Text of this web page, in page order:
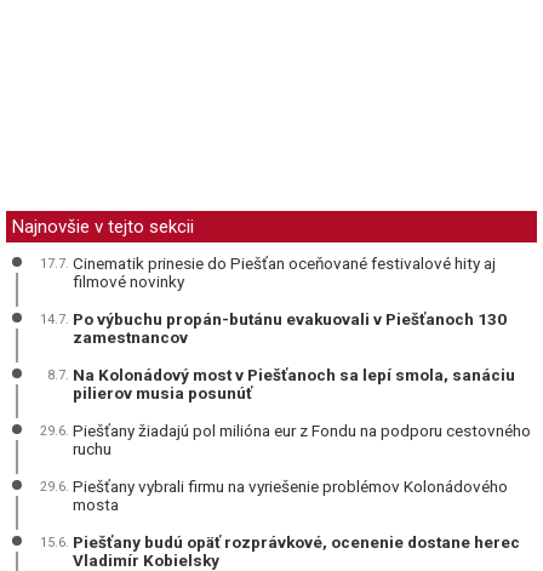
Najnovšie v tejto sekcii
17.7. Cinematik prinesie do Piešťan oceňované festivalové hity aj
filmové novinky
14.7. Po výbuchu propán-butánu evakuovali v Piešťanoch 130
zamestnancov
8.7. Na Kolonádový most v Piešťanoch sa lepí smola, sanáciu
pilierov musia posunúť
29.6. Piešťany žiadajú pol milióna eur z Fondu na podporu cestovného
ruchu
29.6. Piešťany vybrali firmu na vyriešenie problémov Kolonádového
mosta
15.6. Piešťany budú opäť rozprávkové, ocenenie dostane herec
Vladimír Kobielsky